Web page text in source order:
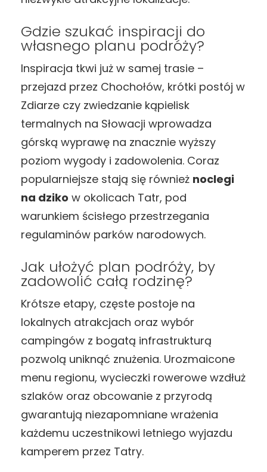
Gdzie szukać inspiracji do
własnego planu podróży?
Inspiracja tkwi już w samej trasie –
przejazd przez Chochołów, krótki postój w
Zdiarze czy zwiedzanie kąpielisk
termalnych na Słowacji wprowadza
górską wyprawę na znacznie wyższy
poziom wygody i zadowolenia. Coraz
popularniejsze stają się również noclegi
na dziko w okolicach Tatr, pod
warunkiem ścisłego przestrzegania
regulaminów parków narodowych.
Jak ułożyć plan podróży, by
zadowolić całą rodzinę?
Krótsze etapy, częste postoje na
lokalnych atrakcjach oraz wybór
campingów z bogatą infrastrukturą
pozwolą uniknąć znużenia. Urozmaicone
menu regionu, wycieczki rowerowe wzdłuż
szlaków oraz obcowanie z przyrodą
gwarantują niezapomniane wrażenia
każdemu uczestnikowi letniego wyjazdu
kamperem przez Tatry.